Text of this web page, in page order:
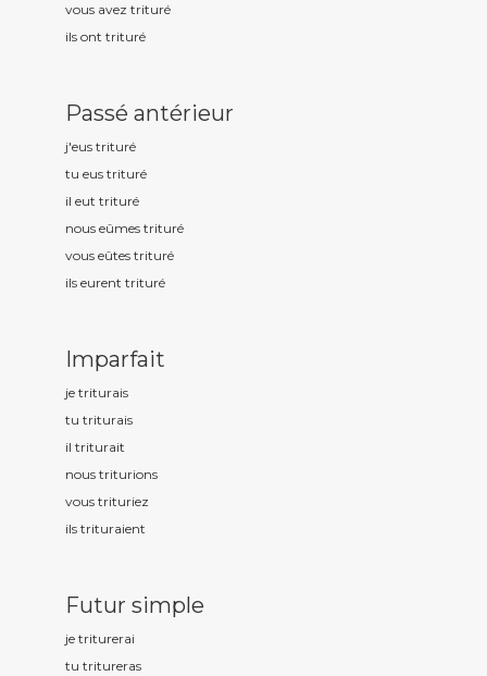
vous avez trituré
ils ont trituré
Passé antérieur
j'eus trituré
tu eus trituré
il eut trituré
nous eûmes trituré
vous eûtes trituré
ils eurent trituré
Imparfait
je triturais
tu triturais
il triturait
nous triturions
vous trituriez
ils trituraient
Futur simple
je triturerai
tu tritureras